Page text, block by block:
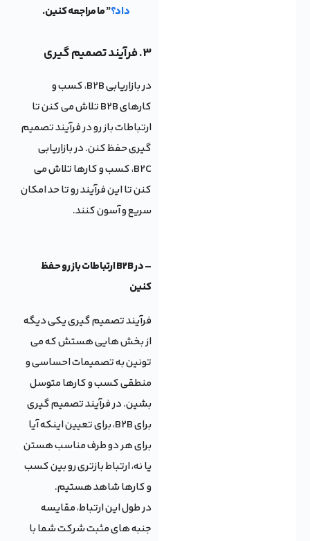
داد؟” ما مراجعه کنین.
3. فرآیند تصمیم گیری
در بازاریابی B2B، کسب و
کارهای B2B تلاش می کنن تا
ارتباطات باز رو در فرآیند تصمیم
گیری حفظ کنن. در بازاریابی
B2C، کسب و کارها تلاش می
کنن تا این فرآیند رو تا حد امکان
سریع و آسون کنند.
– در B2B ارتباطات باز رو حفظ
کنین
فرآیند تصمیم گیری یکی دیگه
از بخش هایی هستش که می
تونین به تصمیمات احساسی و
منطقی کسب و کارها متوسل
بشین. در فرآیند تصمیم گیری
برای B2B، برای تعیین اینکه آیا
برای هر دو طرف مناسب هستن
یا نه، ارتباط بازتری رو بین کسب
و کارها شاهد هستیم.
در طول این ارتباط، مقایسه
جنبه های مثبت شرکت شما با